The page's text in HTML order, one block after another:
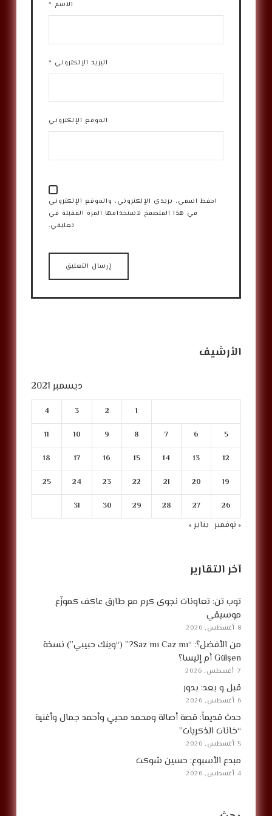
الاسم *
البريد الإلكتروني *
الموقع الإلكتروني
احفظ اسمي، بريدي الإلكتروني، والموقع الإلكتروني
في هذا المتصفح لاستخدامها المرة المقبلة في
تعليقي.
الأرشيف
ديسمبر 2021
1
2
3
4
5
6
7
8
9
10
11
12
13
14
15
16
17
18
19
20
21
22
23
24
25
26
27
28
29
30
31
« نوفمبر يناير »
آخر التقارير
توب تن: تعاونات نجوى كرم مع طارق عاكف كموزّع
موسيقي
8 أغسطس, 2026
من الأفضل؟: “Saz mı Caz mı?” (“وينك حبيبي”) نسخة
Gülşen أم إليسا؟
7 أغسطس, 2026
قبل و بعد: بدور
6 أغسطس, 2026
حدث قديماً: قصة أصالة ومحمد محيي وأحمد جمال وأغنية
“خانات الذكريات”
5 أغسطس, 2026
مبدع الأسبوع: حسين شوكت
4 أغسطس, 2026